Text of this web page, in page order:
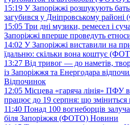
15:19 У Запоріжжі розшукують
загубився у Дніпровському
15:05 Три дні музики, ремесел і
Запоріжжі вперше проведуть
14:02 У Запоріжжі виставили на
їдальню: скільки вона коштує
13:27 Від тривог — до наметів,
із Запоріжжя та Енергодара
Відпочинок
12:05 Місцева «гаряча лінія» ПФУ в
працює до 19 серпня: що зміниться
11:40 Понад 100 вогнеборців
біля Запоріжжя (ФОТО) Новини